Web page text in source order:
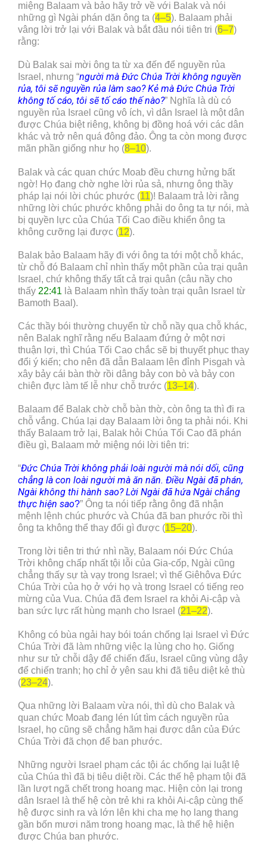
miệng Balaam và bảo hãy trở về với Balak và nói
những gì Ngài phán dặn ông ta (4–5). Balaam phải
vâng lời trở lại với Balak và bắt đầu nói tiên tri (6–7)
rằng:
Dù Balak sai mời ông ta từ xa đến để nguyền rủa
Israel, nhưng “người mà Đức Chúa Trời không nguyền
rủa, tôi sẽ nguyền rủa làm sao? Kẻ mà Đức Chúa Trời
không tố cáo, tôi sẽ tố cáo thế nào?” Nghĩa là dù có
nguyền rủa Israel cũng vô ích, vì dân Israel là một dân
được Chúa biệt riêng, không bị đồng hoá với các dân
khác và trở nên quá đông đảo. Ông ta còn mong được
mãn phần giống như họ (8–10).
Balak và các quan chức Moab đều chưng hửng bất
ngờ! Họ đang chờ nghe lời rủa sả, nhưng ông thầy
pháp lại nói lời chúc phước (11)! Balaam trả lời rằng
những lời chúc phước không phải do ông ta tự nói, mà
bị quyền lực của Chúa Tối Cao điều khiển ông ta
không cưỡng lại được (12).
Balak bảo Balaam hãy đi với ông ta tới một chỗ khác,
từ chỗ đó Balaam chỉ nhìn thấy một phần của trại quân
Israel, chứ không thấy tất cả trại quân (câu nầy cho
thấy 22:41 là Balaam nhìn thấy toàn trại quân Israel từ
Bamoth Baal).
Các thầy bói thường chuyển từ chỗ nầy qua chỗ khác,
nên Balak nghĩ rằng nếu Balaam đứng ở một nơi
thuận lợi, thì Chúa Tối Cao chắc sẽ bị thuyết phục thay
đổi ý kiến; cho nên đã dẫn Balaam lên đỉnh Pisgah và
xây bảy cái bàn thờ rồi dâng bảy con bò và bảy con
chiên đực làm tế lễ như chỗ trước (13–14).
Balaam để Balak chờ chỗ bàn thờ, còn ông ta thì đi ra
chỗ vắng. Chúa lại dạy Balaam lời ông ta phải nói. Khi
thấy Balaam trở lại, Balak hỏi Chúa Tối Cao đã phán
điều gì, Balaam mở miệng nói lời tiên tri:
“Đức Chúa Trời không phải loài người mà nói dối, cũng
chẳng là con loài người mà ăn năn. Điều Ngài đã phán,
Ngài không thi hành sao? Lời Ngài đã hứa Ngài chẳng
thực hiện sao?” Ông ta nói tiếp rằng ông đã nhận
mệnh lệnh chúc phước và Chúa đã ban phước rồi thì
ông ta không thể thay đổi gì được (15–20).
Trong lời tiên tri thứ nhì nầy, Balaam nói Đức Chúa
Trời không chấp nhất tội lỗi của Gia-cốp, Ngài cũng
chẳng thấy sự tà vạy trong Israel; vì thế Giêhôva Đức
Chúa Trời của họ ở với họ và trong Israel có tiếng reo
mừng của Vua. Chúa đã đem Israel ra khỏi Ai-cập và
ban sức lực rất hùng mạnh cho Israel (21–22).
Không có bùa ngải hay bói toán chống lại Israel vì Đức
Chúa Trời đã làm những việc lạ lùng cho họ. Giống
như sư tử chỗi dậy để chiến đấu, Israel cũng vùng dậy
để chiến tranh; họ chỉ ở yên sau khi đã tiêu diệt kẻ thù
(23–24).
Qua những lời Balaam vừa nói, thì dù cho Balak và
quan chức Moab đang lén lút tìm cách nguyền rủa
Israel, họ cũng sẽ chẳng hãm hại được dân của Đức
Chúa Trời đã chọn để ban phước.
Những người Israel phạm các tội ác chống lại luật lệ
của Chúa thì đã bị tiêu diệt rồi. Các thế hệ phạm tội đã
lần lượt ngã chết trong hoang mạc. Hiện còn lại trong
dân Israel là thế hệ còn trẻ khi ra khỏi Ai-cập cùng thế
hệ được sinh ra và lớn lên khi cha mẹ họ lang thang
gần bốn mươi năm trong hoang mạc, là thế hệ hiện
được Chúa ban phước.